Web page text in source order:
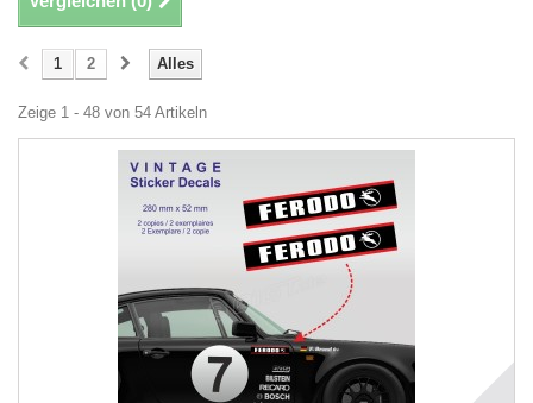
Alles
1 2
Zeige 1 - 48 von 54 Artikeln